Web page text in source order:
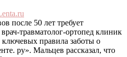
после 50 лет требует
травматолог-ортопед клиник
правила заботы о
ру». Мальцев рассказал, что